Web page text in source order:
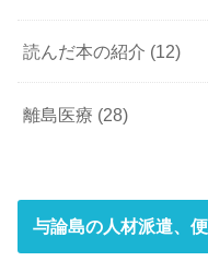
読んだ本の紹介 (12)
離島医療 (28)
与論島の人材派遣、